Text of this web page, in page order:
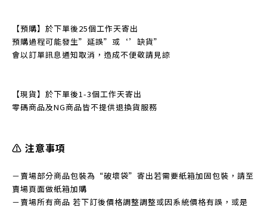
【預購】於下單後25個工作天寄出
預購過程可能發生” 延誤” 或‘’缺貨”
會以訂單訊息通知取消，造成不便敬請見諒
【現貨】於下單後1-3個工作天寄出
零碼商品及NG商品皆不提供退換貨服務
⚠️ 注意事項
－賣場部分商品包裝為“破壞袋”寄出若需要紙箱加固包裝，請至
賣場頁面做紙箱加購
－賣場所有商品 若下訂後價格調整調整或因系統價格有誤，或是